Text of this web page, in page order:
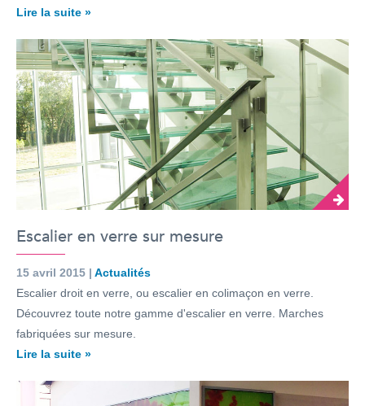
Lire la suite »
Escalier en verre sur mesure
15 avril 2015 | Actualités
Escalier droit en verre, ou escalier en colimaçon en verre.
Découvrez toute notre gamme d'escalier en verre. Marches
fabriquées sur mesure.
Lire la suite »